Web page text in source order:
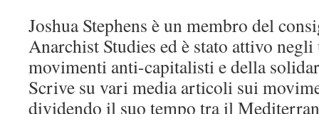
Joshua Stephens è un membro del
Anarchist Studies ed è stato attivo
movimenti anti-capitalisti e della
Scrive su vari media articoli sui
dividendo il suo tempo tra il